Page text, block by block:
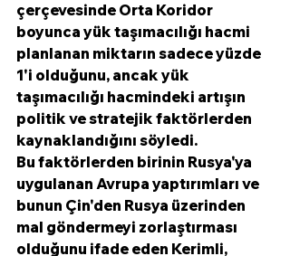
çerçevesinde Orta Koridor
boyunca yük taşımacılığı hacmi
planlanan miktarın sadece yüzde
1'i olduğunu, ancak yük
taşımacılığı hacmindeki artışın
politik ve stratejik faktörlerden
kaynaklandığını söyledi.
Bu faktörlerden birinin Rusya'ya
uygulanan Avrupa yaptırımları ve
bunun Çin'den Rusya üzerinden
mal göndermeyi zorlaştırması
olduğunu ifade eden Kerimli,